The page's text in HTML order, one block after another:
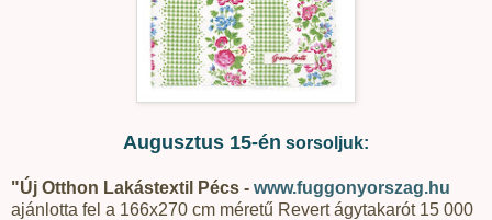
Augusztus 15-én sorsoljuk:
"Új Otthon Lakástextil Pécs - www.fuggonyorszag.hu
ajánlotta fel a 166x270 cm méretű Revert ágytakarót 15 000